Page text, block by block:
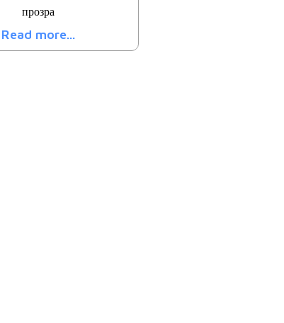
прозра
Read more...